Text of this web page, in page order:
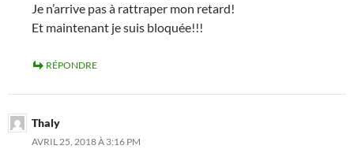
Je n’arrive pas à rattraper mon retard!
Et maintenant je suis bloquée!!!
RÉPONDRE
Thaly
AVRIL 25, 2018 À 3:16 PM